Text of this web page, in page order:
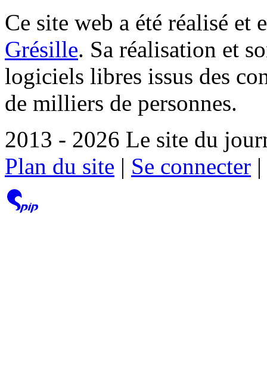
Ce site web a été réalisé et
Grésille. Sa réalisation et
logiciels libres issus des
de milliers de personnes.
2013 - 2026 Le site du
Plan du site | Se connecter |